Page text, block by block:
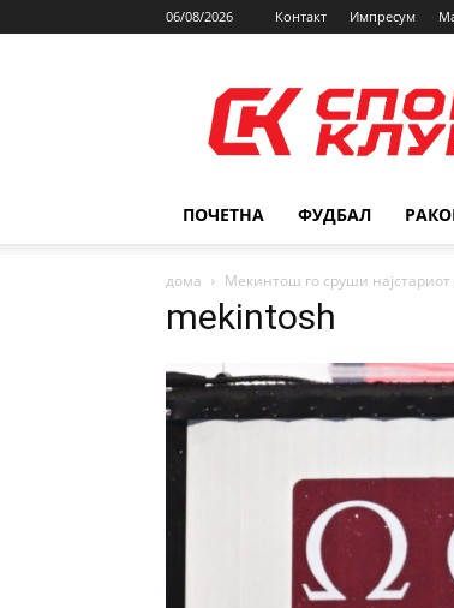
06/08/2026 Контакт Импресум
ПОЧЕТНА ФУДБАЛ
дома Мекинтош го сруши
mekintosh